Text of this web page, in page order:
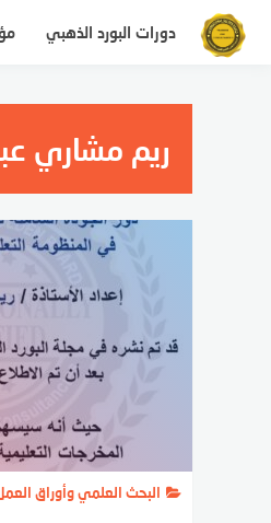
المحتوى
دورات البورد الذهبي
ريم مشاري
البحث العلمي وأوراق